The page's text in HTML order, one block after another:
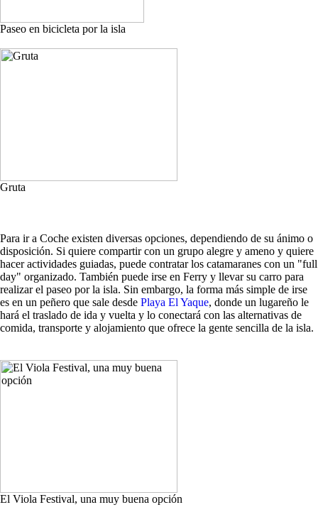
Paseo en bicicleta por la isla
Gruta
Para ir a Coche existen diversas opciones, dependiendo de su ánimo o
disposición. Si quiere compartir con un grupo alegre y ameno y quiere
hacer actividades guiadas, puede contratar los catamaranes con un "full
day" organizado. También puede irse en Ferry y llevar su carro para
realizar el paseo por la isla. Sin embargo, la forma más simple de irse
es en un peñero que sale desde Playa El Yaque, donde un lugareño le
hará el traslado de ida y vuelta y lo conectará con las alternativas de
comida, transporte y alojamiento que ofrece la gente sencilla de la isla.
El Viola Festival, una muy buena opción